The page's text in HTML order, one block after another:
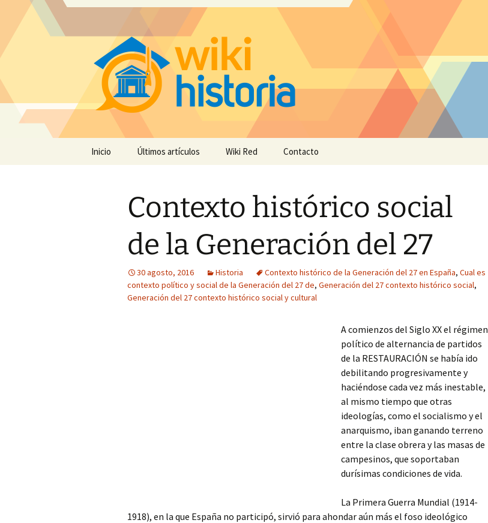
Inicio Últimos artículos Wiki Red Contacto
Contexto histórico social
de la Generación del 27
30 agosto, 2016 Historia Contexto histórico de la Generación del 27 en España, Cual es
contexto político y social de la Generación del 27 de, Generación del 27 contexto histórico social,
Generación del 27 contexto histórico social y cultural
A comienzos del Siglo XX el régimen
político de alternancia de partidos
de la RESTAURACIÓN se había ido
debilitando progresivamente y
haciéndose cada vez más inestable,
al mismo tiempo que otras
ideologías, como el socialismo y el
anarquismo, iban ganando terreno
entre la clase obrera y las masas de
campesinos, que soportaban
durísimas condiciones de vida.
La Primera Guerra Mundial (1914-
1918), en la que España no participó, sirvió para ahondar aún más el foso ideológico